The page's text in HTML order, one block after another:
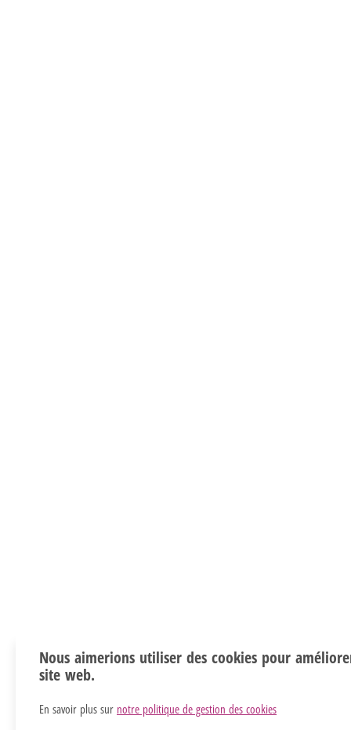
Nous aimerions utiliser des cookies pour
site web.
En savoir plus sur notre politique de gestion des cookies